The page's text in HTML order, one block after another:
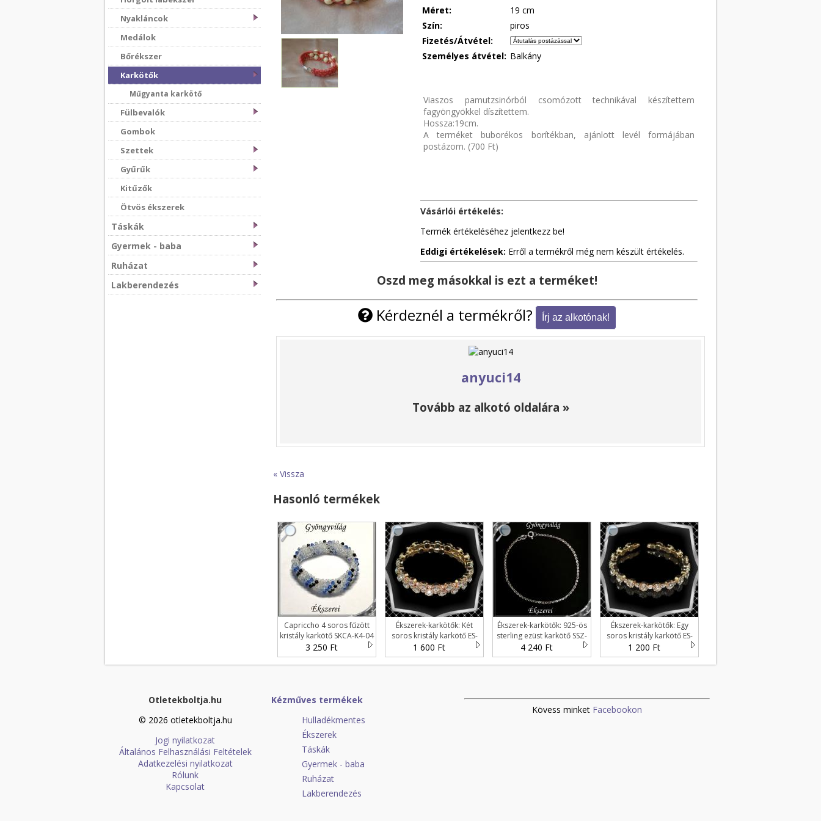
Nyakláncok
Medálok
Bőrékszer
Karkötők
Műgyanta karkötő
Fülbevalók
Gombok
Szettek
Gyűrűk
Kitűzők
Ötvös ékszerek
Táskák
Gyermek - baba
Ruházat
Lakberendezés
Méret:
19 cm
Szín:
piros
Fizetés/Átvétel:
Személyes átvétel: Balkány
Viaszos pamutzsinórból csomózott technikával készítettem
fagyöngyökkel díszítettem.
Hossza:19cm.
A terméket buborékos borítékban, ajánlott levél formájában
postázom. (700 Ft)
Vásárlói értékelés:
Termék értékeléséhez jelentkezz be!
Eddigi értékelések: Erről a termékről még nem készült értékelés.
Oszd meg másokkal is ezt a terméket!
Kérdeznél a termékről?
anyuci14
Tovább az alkotó oldalára »
« Vissza
Hasonló termékek
Capriccho 4 soros fűzött
kristály karkötő SKCA-K4-04
3 250 Ft
Ékszerek-karkötők: Két
soros kristály karkötő ES-
K04-2a fehér
1 600 Ft
Ékszerek-karkötők: 925-ös
sterling ezüst karkötő SSZ-
EÜK 12-18e
4 240 Ft
Ékszerek-karkötők: Egy
soros kristály karkötő ES-
K04-1a fehér
1 200 Ft
Otletekboltja.hu
© 2026 otletekboltja.hu
Jogi nyilatkozat
Általános Felhasználási Feltételek
Adatkezelési nyilatkozat
Rólunk
Kapcsolat
Kézműves termékek
Hulladékmentes
Ékszerek
Táskák
Gyermek - baba
Ruházat
Lakberendezés
Kövess minket Facebookon